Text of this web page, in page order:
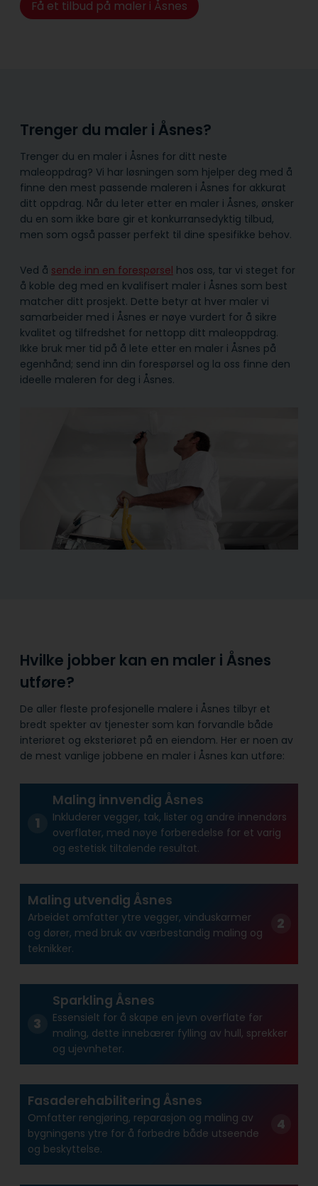
Få et tilbud på maler i Åsnes
Trenger du maler i Åsnes?
Trenger du en maler i Åsnes for ditt neste
maleoppdrag? Vi har løsningen som hjelper deg med å
finne den mest passende maleren i Åsnes for akkurat
ditt oppdrag. Når du leter etter en maler i Åsnes, ønsker
du en som ikke bare gir et konkurransedyktig tilbud,
men som også passer perfekt til dine spesifikke behov.
Ved å sende inn en forespørsel hos oss, tar vi steget for
å koble deg med en kvalifisert maler i Åsnes som best
matcher ditt prosjekt. Dette betyr at hver maler vi
samarbeider med i Åsnes er nøye vurdert for å sikre
kvalitet og tilfredshet for nettopp ditt maleoppdrag.
Ikke bruk mer tid på å lete etter en maler i Åsnes på
egenhånd; send inn din forespørsel og la oss finne den
ideelle maleren for deg i Åsnes.
Hvilke jobber kan en maler i Åsnes
utføre?
De aller fleste profesjonelle malere i Åsnes tilbyr et
bredt spekter av tjenester som kan forvandle både
interiøret og eksteriøret på en eiendom. Her er noen av
de mest vanlige jobbene en maler i Åsnes kan utføre:
Maling innvendig Åsnes
Inkluderer vegger, tak, lister og andre innendørs
overflater, med nøye forberedelse for et varig
og estetisk tiltalende resultat.
Maling utvendig Åsnes
Arbeidet omfatter ytre vegger, vinduskarmer
og dører, med bruk av værbestandig maling og
teknikker.
Sparkling Åsnes
Essensielt for å skape en jevn overflate før
maling, dette innebærer fylling av hull, sprekker
og ujevnheter.
Fasaderehabilitering Åsnes
Omfatter rengjøring, reparasjon og maling av
bygningens ytre for å forbedre både utseende
og beskyttelse.